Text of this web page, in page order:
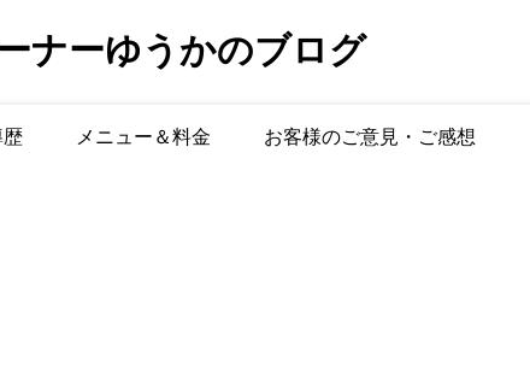
ナーゆうかのブログ
歴 メニュー＆料金 お客様のご意見・ご感想